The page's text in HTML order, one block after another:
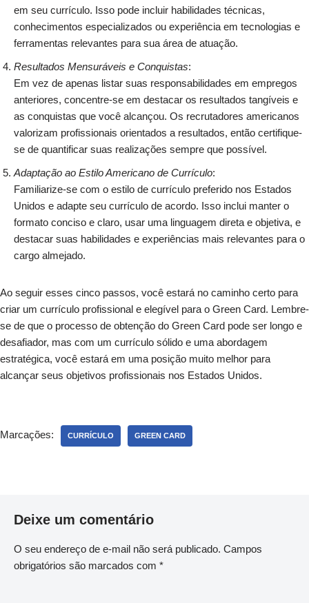
em seu currículo. Isso pode incluir habilidades técnicas,
conhecimentos especializados ou experiência em tecnologias e
ferramentas relevantes para sua área de atuação.
Resultados Mensuráveis e Conquistas:
Em vez de apenas listar suas responsabilidades em empregos
anteriores, concentre-se em destacar os resultados tangíveis e
as conquistas que você alcançou. Os recrutadores americanos
valorizam profissionais orientados a resultados, então certifique-
se de quantificar suas realizações sempre que possível.
Adaptação ao Estilo Americano de Currículo:
Familiarize-se com o estilo de currículo preferido nos Estados
Unidos e adapte seu currículo de acordo. Isso inclui manter o
formato conciso e claro, usar uma linguagem direta e objetiva, e
destacar suas habilidades e experiências mais relevantes para o
cargo almejado.
Ao seguir esses cinco passos, você estará no caminho certo para
criar um currículo profissional e elegível para o Green Card. Lembre-
se de que o processo de obtenção do Green Card pode ser longo e
desafiador, mas com um currículo sólido e uma abordagem
estratégica, você estará em uma posição muito melhor para
alcançar seus objetivos profissionais nos Estados Unidos.
Marcações: CURRÍCULO GREEN CARD
Deixe um comentário
O seu endereço de e-mail não será publicado. Campos
obrigatórios são marcados com *